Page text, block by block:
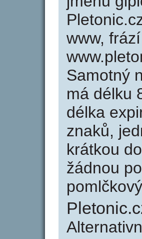
www,
Samotný
má délku
délka
znaků,
krátkou
žádnou